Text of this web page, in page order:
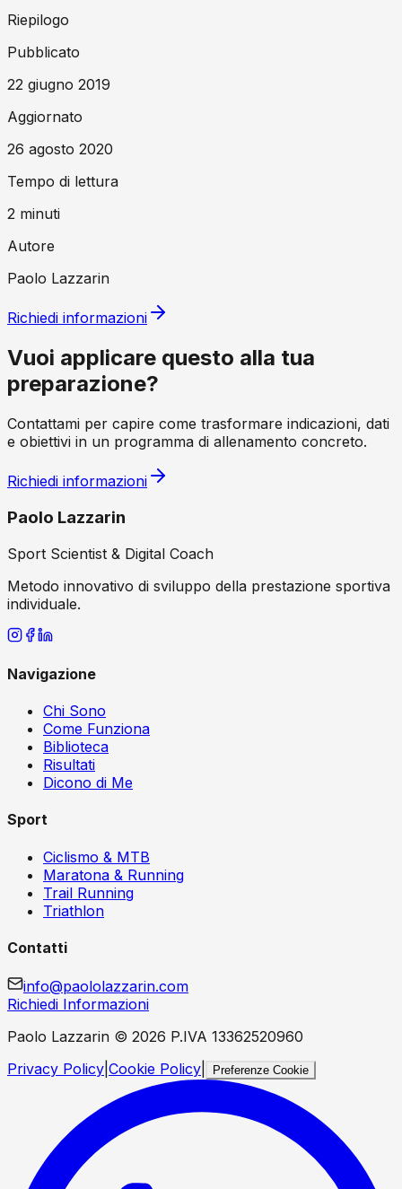
Riepilogo
Pubblicato
22 giugno 2019
Aggiornato
26 agosto 2020
Tempo di lettura
2 minuti
Autore
Paolo Lazzarin
Richiedi informazioni
Vuoi applicare questo alla tua
preparazione?
Contattami per capire come trasformare indicazioni, dati
e obiettivi in un programma di allenamento concreto.
Richiedi informazioni
Paolo Lazzarin
Sport Scientist & Digital Coach
Metodo innovativo di sviluppo della prestazione sportiva
individuale.
Navigazione
Chi Sono
Come Funziona
Biblioteca
Risultati
Dicono di Me
Sport
Ciclismo & MTB
Maratona & Running
Trail Running
Triathlon
Contatti
info@paololazzarin.com
Richiedi Informazioni
Paolo Lazzarin © 2026 P.IVA 13362520960
Privacy Policy Cookie Policy Preferenze Cookie